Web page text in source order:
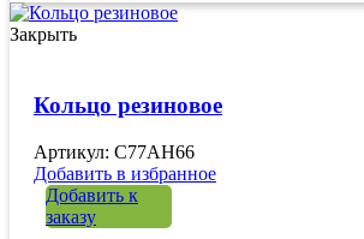
Закрыть
Кольцо резиновое
Артикул: C77AH66
Добавить в избранное
Добавить к
заказу